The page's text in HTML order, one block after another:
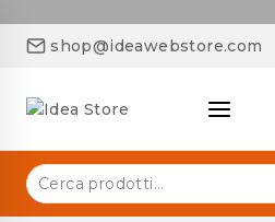
shop@ideawebstore.com